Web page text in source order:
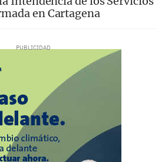
en Cartagena